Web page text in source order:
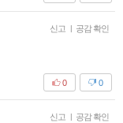
신고 | 공감 확인
0
0
신고 | 공감 확인